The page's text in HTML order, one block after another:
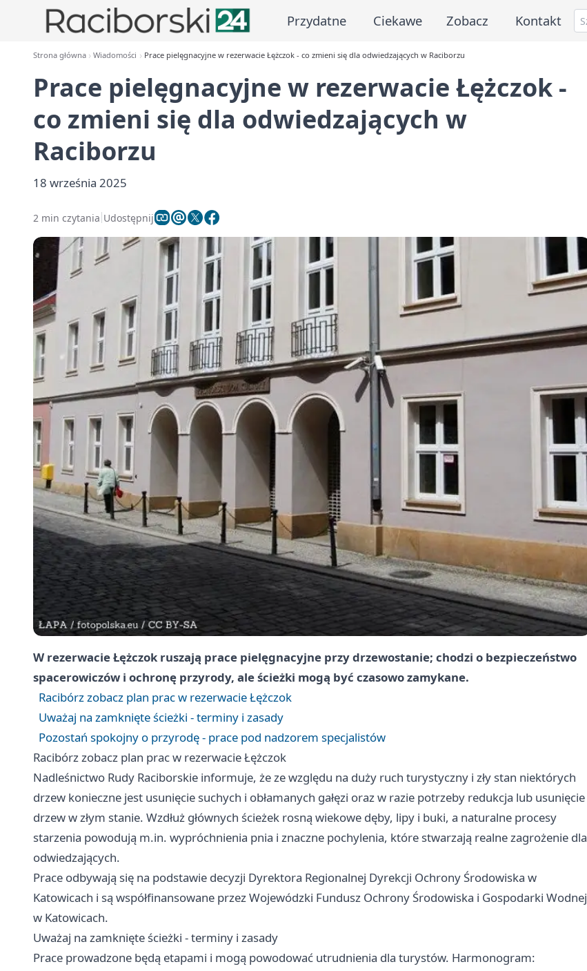
Przydatne Ciekawe Zobacz Kontakt
Strona główna Wiadomości Prace pielęgnacyjne w rezerwacie Łężczok - co zmieni się dla odwiedzających w Raciborzu
Prace pielęgnacyjne w rezerwacie Łężczok -
co zmieni się dla odwiedzających w
Raciborzu
18 września 2025
2 min czytania Udostępnij
W rezerwacie Łężczok ruszają prace pielęgnacyjne przy drzewostanie; chodzi o bezpieczeństwo
spacerowiczów i ochronę przyrody, ale ścieżki mogą być czasowo zamykane.
Racibórz zobacz plan prac w rezerwacie Łężczok
Uważaj na zamknięte ścieżki - terminy i zasady
Pozostań spokojny o przyrodę - prace pod nadzorem specjalistów
Racibórz zobacz plan prac w rezerwacie Łężczok
Nadleśnictwo Rudy Raciborskie informuje, że ze względu na duży ruch turystyczny i zły stan niektórych
drzew konieczne jest usunięcie suchych i obłamanych gałęzi oraz w razie potrzeby redukcja lub usunięcie
drzew w złym stanie. Wzdłuż głównych ścieżek rosną wiekowe dęby, lipy i buki, a naturalne procesy
starzenia powodują m.in. wypróchnienia pnia i znaczne pochylenia, które stwarzają realne zagrożenie dla
odwiedzających.
Prace odbywają się na podstawie decyzji Dyrektora Regionalnej Dyrekcji Ochrony Środowiska w
Katowicach i są współfinansowane przez Wojewódzki Fundusz Ochrony Środowiska i Gospodarki Wodnej
w Katowicach.
Uważaj na zamknięte ścieżki - terminy i zasady
Prace prowadzone będą etapami i mogą powodować utrudnienia dla turystów. Harmonogram: